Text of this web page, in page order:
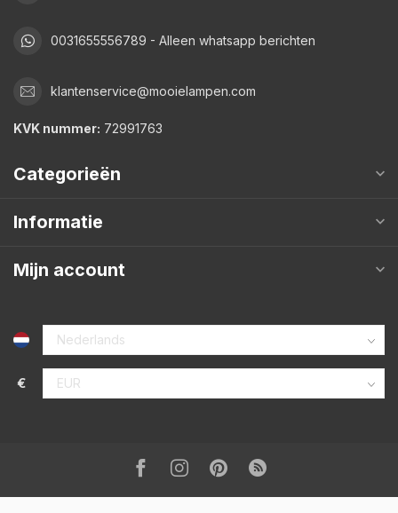
0031655556789 - Alleen whatsapp berichten
klantenservice@mooielampen.com
KVK nummer: 72991763
Categorieën
Informatie
Mijn account
€